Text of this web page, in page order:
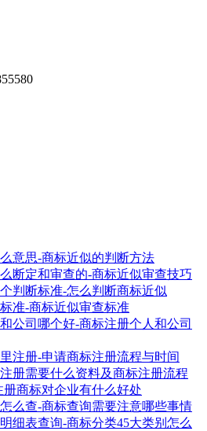
意思-商标近似的判断方法
断定和审查的-商标近似审查技巧
判断标准-怎么判断商标近似
准-商标近似审查标准
公司哪个好-商标注册个人和公司
注册-申请商标注册流程与时间
册需要什么资料及商标注册流程
商标对企业有什么好处
么查-商标查询需要注意哪些事情
细表查询-商标分类45大类别怎么